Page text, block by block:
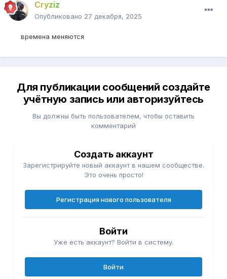
Cryziz
Опубликовано 27 декабря, 2025
времена меняются
Для публикации сообщений создайте
учётную запись или авторизуйтесь
Вы должны быть пользователем, чтобы оставить
комментарий
Создать аккаунт
Зарегистрируйте новый аккаунт в нашем сообществе.
Это очень просто!
Регистрация нового пользователя
Войти
Уже есть аккаунт? Войти в систему.
Войти